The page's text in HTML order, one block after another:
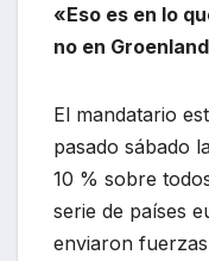
«Eso es en lo
no en
El mandatario
pasado sábado
10 % sobre
serie de países
enviaron